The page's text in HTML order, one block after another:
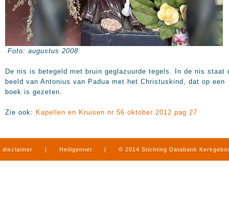
Foto: augustus 2008
De nis is betegeld met bruin geglazuurde tegels. In de nis staat
beeld van Antonius van Padua met het Christuskind, dat op een
boek is gezeten.
Zie ook: Kapellen en Kruisen nr 56 oktober 2012 pag 27
disclaimer | Heiligennet | © 2014 Stichting Databank